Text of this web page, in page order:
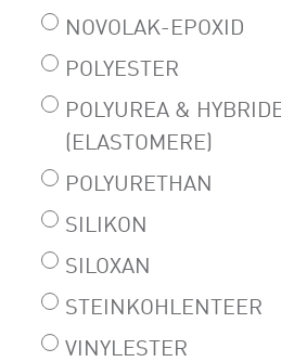
NOVOLAK-EPOXID
POLYESTER
POLYUREA &
(ELASTOMERE)
POLYURETHAN
SILIKON
SILOXAN
STEINKOHLENTEER
VINYLESTER